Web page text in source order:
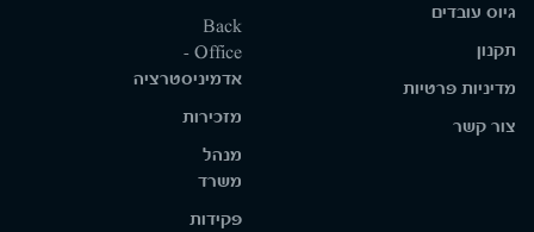
גיוס עובדים
תקנון
מדיניות פרטיות
צור קשר
Back
Office -
אדמיניסטרציה
מזכירות
מנהל
משרד
פקידות